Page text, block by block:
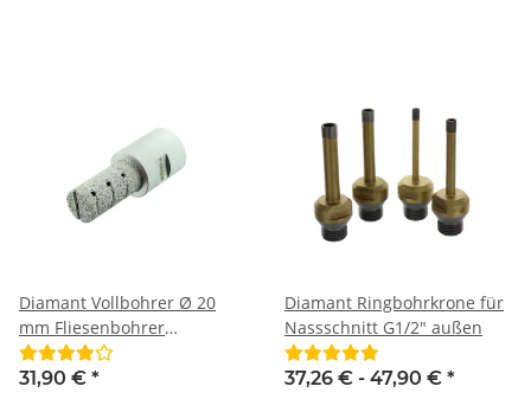
Diamant Vollbohrer Ø 20
mm Fliesenbohrer
Diamantfräser M14
31,90 € *
Diamant Ringbohrkrone für
Nassschnitt G1/2" außen
37,26 € - 47,90 € *